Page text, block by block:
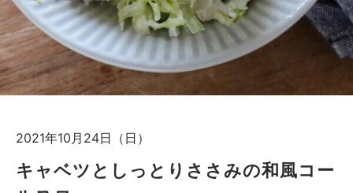
2021年10月24日（日）
キャベツとしっとりささみの和風コー